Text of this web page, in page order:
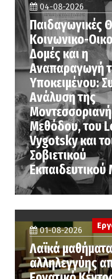
04-08-2026
Παιδαγωγικές
Κοινωνικο-
Δομές και η
Αναπαραγωγή
Υποκειμένου:
Ανάλυση της
Μεθόδου, του
Vygotsky και
Σοβιετικού
01-08-2026
Λαϊκά μαθήματα
αλληλεγγύης